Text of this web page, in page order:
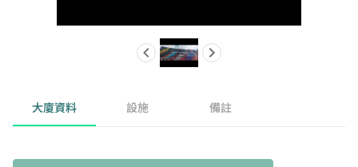
大廈資料 設施 備註